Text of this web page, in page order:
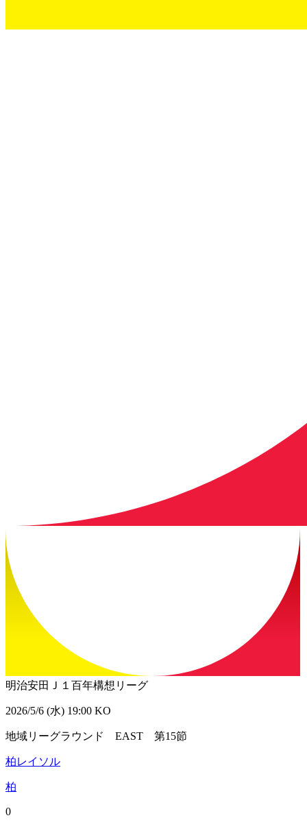
明治安田Ｊ１百年構想リーグ
2026/5/6 (水) 19:00 KO
地域リーグラウンド EAST 第15節
柏レイソル
柏
0